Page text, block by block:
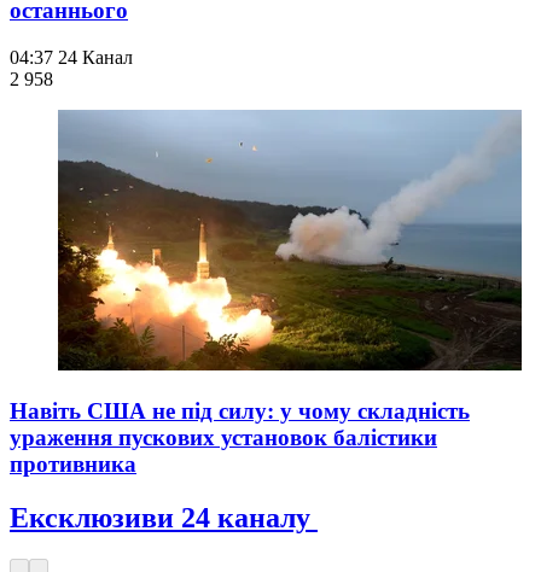
останнього
04:37 24 Канал
2 958
Навіть США не під силу: у чому складність
ураження пускових установок балістики
противника
Ексклюзиви 24 каналу